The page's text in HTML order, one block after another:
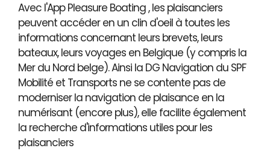
Avec l'App Pleasure Boating , les plaisanciers
peuvent accéder en un clin d'oeil à toutes les
informations concernant leurs brevets, leurs
bateaux, leurs voyages en Belgique (y compris la
Mer du Nord belge). Ainsi la DG Navigation du SPF
Mobilité et Transports ne se contente pas de
moderniser la navigation de plaisance en la
numérisant (encore plus), elle facilite également
la recherche d'informations utiles pour les
plaisanciers